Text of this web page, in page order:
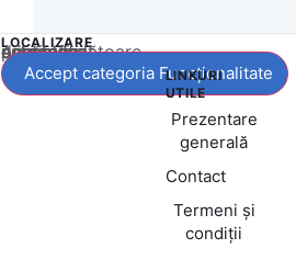
LOCALIZARE
Acest conținut este blocat până când acceptați categoria corespunzătoare de cookie-uri.
Accept categoria Funcționalitate
LINKURI
UTILE
Prezentare
generală
Contact
Termeni și
condiții